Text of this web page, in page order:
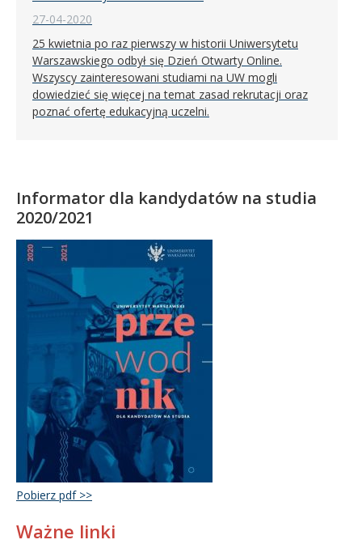
27-04-2020
25 kwietnia po raz pierwszy w historii Uniwersytetu
Warszawskiego odbył się Dzień Otwarty Online.
Wszyscy zainteresowani studiami na UW mogli
dowiedzieć się więcej na temat zasad rekrutacji oraz
poznać ofertę edukacyjną uczelni.
Informator dla kandydatów na studia
2020/2021
Pobierz pdf >>
Ważne linki